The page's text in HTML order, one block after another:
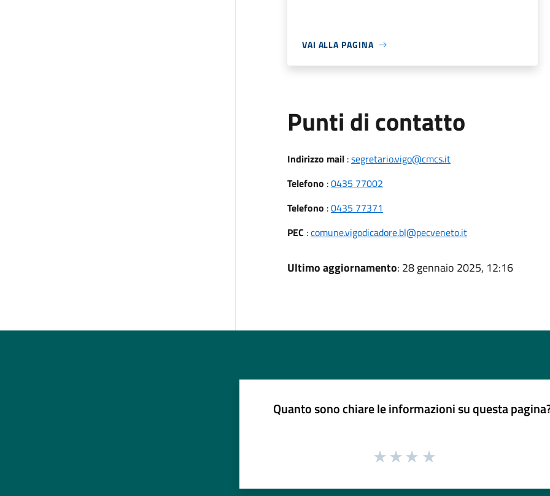
VAI ALLA PAGINA
Punti di contatto
Indirizzo mail:segretario.vigo@cmcs.it
Telefono :0435 77002
Telefono :0435 77371
PEC :comune.vigodicadore.bl@pecveneto.it
Ultimo aggiornamento: 28 gennaio 2025, 12:16
Quanto sono chiare le informazioni su questa